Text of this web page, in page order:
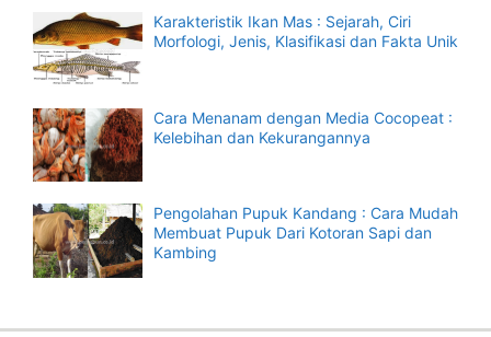
Karakteristik Ikan Mas : Sejarah, Ciri
Morfologi, Jenis, Klasifikasi dan Fakta Unik
Cara Menanam dengan Media Cocopeat :
Kelebihan dan Kekurangannya
Pengolahan Pupuk Kandang : Cara Mudah
Membuat Pupuk Dari Kotoran Sapi dan
Kambing